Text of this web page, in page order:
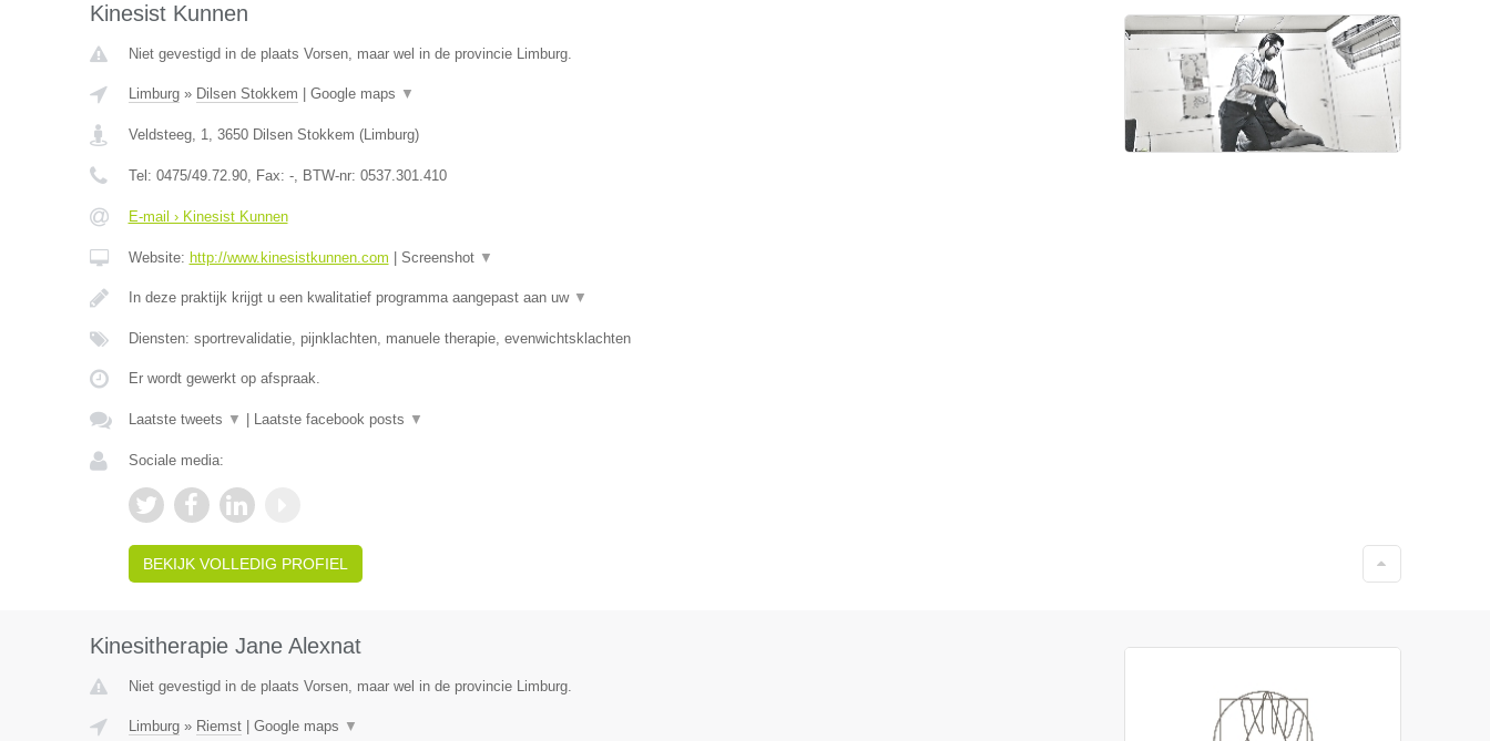
Kinesist Kunnen
Niet gevestigd in de plaats Vorsen, maar wel in de provincie Limburg.
Limburg» Dilsen Stokkem Google maps ▼
Veldsteeg, 1, 3650 Dilsen Stokkem (Limburg)
Tel: 0475/49.72.90, Fax: -, BTW-nr: 0537.301.410
E-mail › Kinesist Kunnen
Website: http://www.kinesistkunnen.com Screenshot ▼
In deze praktijk krijgt u een kwalitatief programma aangepast aan uw ▼
Diensten: sportrevalidatie, pijnklachten, manuele therapie, evenwichtsklachten
Er wordt gewerkt op afspraak.
Laatste tweets ▼ Laatste facebook posts ▼
Sociale media:
BEKIJK VOLLEDIG PROFIEL
Kinesitherapie Jane Alexnat
Niet gevestigd in de plaats Vorsen, maar wel in de provincie Limburg.
Limburg» Riemst| Google maps ▼